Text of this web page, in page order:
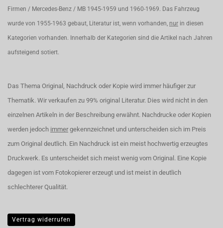
Firmen / Mercedes-Benz / MB 1945-1959 und 1960-1969. Das Fahrzeug
wurde von 1955-1963 gebaut, Literatur ist, wenn vorhanden, nur in diesen
Kategorien vorhanden. Innerhalb der Kategorien sind die Artikel nach Jahren
aufsteigend sotiert.
Das Thema Original, Nachdruck oder Kopie wird immer häufiger zur
Thematik. Wir verkaufen zu 99% original Literatur. Dies wird nicht in den
einzelnen Artikeln in der Beschreibung erwähnt. Nachdrucke oder Kopien
werden jedoch immer gekennzeichnet und unterscheiden sich im Preis
zum Original deutlich. Ein Nachdruck ist ein meist hochwertig erzeugtes
Druckwerk. Es unterscheidet sich meist wenig vom Original. Eine Kopie
dagegen ist vom Fotokopierer erzeugt und ist meist in deutlich
schlechterer Qualität.
Vertrag widerrufen